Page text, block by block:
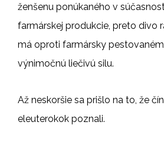
ženšenu ponúkaného v
farmárskej produkcie, preto divo
má oproti farmársky
výnimočnú liečivú silu.
Až neskoršie sa prišlo na to, že
eleuterokok poznali.